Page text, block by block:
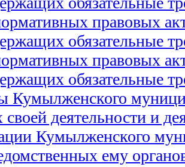
правовых
обязательные
правовых
обязательные
Кумылженского
своей деятельности и
Кумылженского
ему